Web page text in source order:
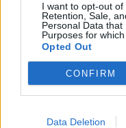
I want to opt-out of
Retention, Sale,
Personal Data
Purposes for
Opted Out
CONFIRM
Data Deletion
KAPCSOLÓDÓ